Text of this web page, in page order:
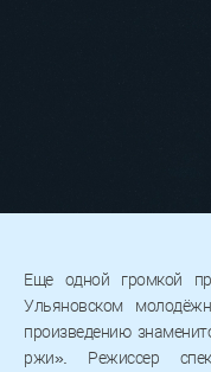
Еще одной громкой
Ульяновском
произведению
ржи». Режиссер